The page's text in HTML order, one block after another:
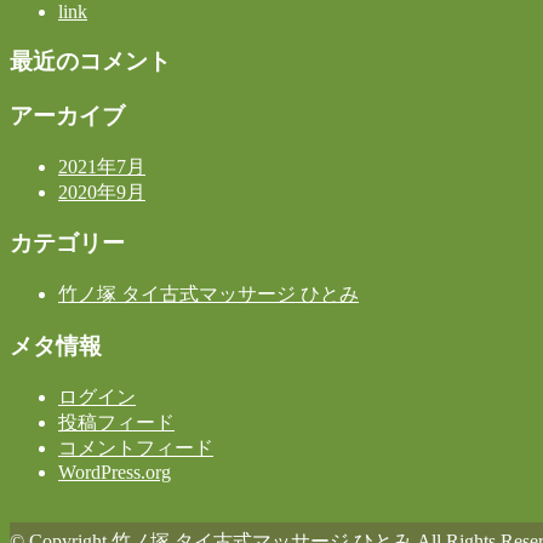
link
最近のコメント
アーカイブ
2021年7月
2020年9月
カテゴリー
竹ノ塚 タイ古式マッサージ ひとみ
メタ情報
ログイン
投稿フィード
コメントフィード
WordPress.org